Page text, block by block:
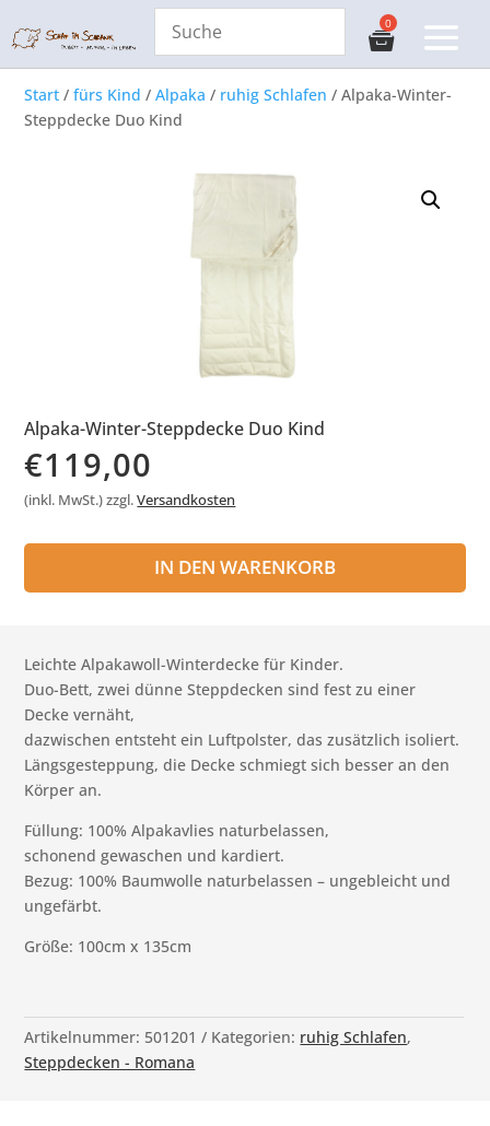
Start /fürs Kind /Alpaka / ruhig Schlafen / Alpaka-Winter-
Steppdecke Duo Kind
Alpaka-Winter-Steppdecke Duo Kind
€119,00
(inkl. MwSt.) zzgl.Versandkosten
Leichte Alpakawoll-Winterdecke für Kinder.
Duo-Bett, zwei dünne Steppdecken sind fest zu einer
Decke vernäht,
dazwischen entsteht ein Luftpolster, das zusätzlich isoliert.
Längsgesteppung, die Decke schmiegt sich besser an den
Körper an.
Füllung: 100% Alpakavlies naturbelassen,
schonend gewaschen und kardiert.
Bezug: 100% Baumwolle naturbelassen – ungebleicht und
ungefärbt.
Größe: 100cm x 135cm
IN DEN WARENKORB
Artikelnummer: 501201 Kategorien: ruhig Schlafen,
Steppdecken - Romana